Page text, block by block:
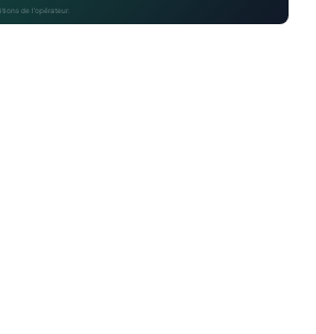
de l’opérateur.